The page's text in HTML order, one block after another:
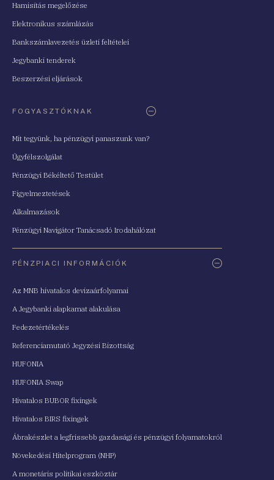
Hamisítás megelőzése
Elektronikus számlázás
Bankszámlavezetés üzleti feltételei
Jegybanki tenderek
Beszerzési eljárások
FOGYASZTÓKNAK
Mit tegyünk, ha pénzügyi panaszunk van?
Ügyfélszolgálat
Pénzügyi Békéltető Testület
Figyelmeztetések
Alkalmazások
Pénzügyi Navigátor Tanácsadó Irodahálózat
PÉNZPIACI INFORMÁCIÓK
Az MNB hivatalos devizaárfolyamai
A Jegybanki alapkamat alakulása
Fedezetértékelés
Referenciamutató Jegyzési Bizottság
HUFONIA
HUFONIA Swap
Hivatalos BUBOR fixingek
Hivatalos BIRS fixingek
Ábrakészlet a legfrissebb gazdasági és pénzügyi folyamatokról
Növekedési Hitelprogram (NHP)
A monetáris politikai eszköztár